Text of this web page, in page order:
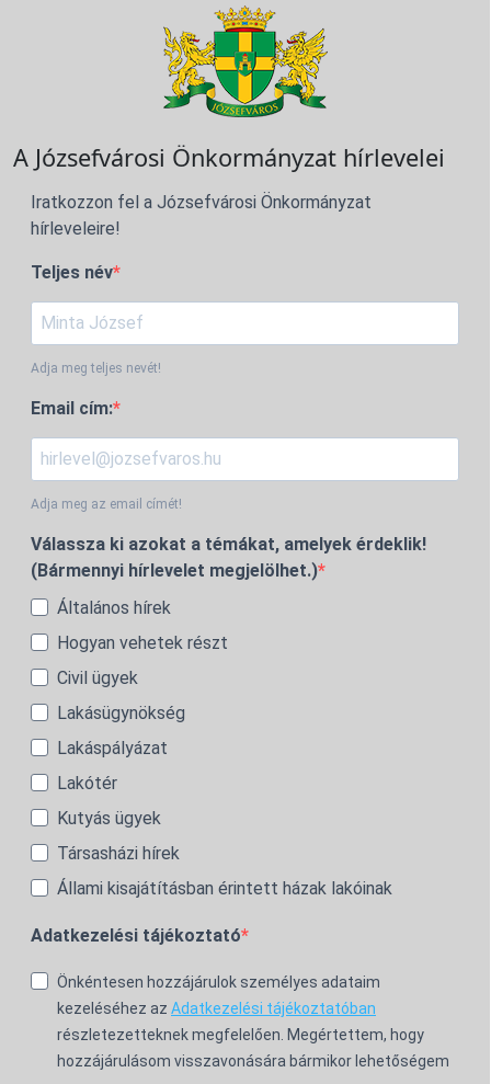
A Józsefvárosi Önkormányzat hírlevelei
Iratkozzon fel a Józsefvárosi Önkormányzat
hírleveleire!
Teljes név
Adja meg teljes nevét!
Email cím:
Adja meg az email címét!
Válassza ki azokat a témákat, amelyek érdeklik!
(Bármennyi hírlevelet megjelölhet.)
Általános hírek
Hogyan vehetek részt
Civil ügyek
Lakásügynökség
Lakáspályázat
Lakótér
Kutyás ügyek
Társasházi hírek
Állami kisajátításban érintett házak lakóinak
Adatkezelési tájékoztató
Önkéntesen hozzájárulok személyes adataim
kezeléséhez az Adatkezelési tájékoztatóban
részletezetteknek megfelelően. Megértettem, hogy
hozzájárulásom visszavonására bármikor lehetőségem